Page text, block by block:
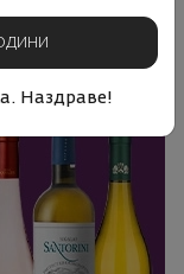
Наздраве!